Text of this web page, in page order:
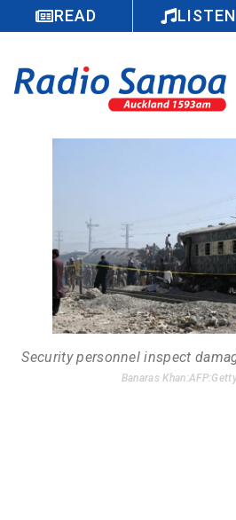
READ LISTEN
Security personnel inspect
Banaras